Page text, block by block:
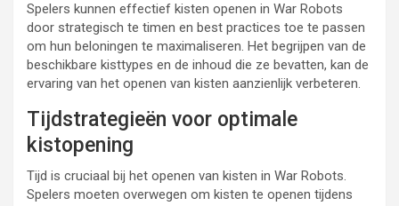
Spelers kunnen effectief kisten openen in War Robots
door strategisch te timen en best practices toe te passen
om hun beloningen te maximaliseren. Het begrijpen van de
beschikbare kisttypes en de inhoud die ze bevatten, kan de
ervaring van het openen van kisten aanzienlijk verbeteren.
Tijdstrategieën voor optimale
kistopening
Tijd is cruciaal bij het openen van kisten in War Robots.
Spelers moeten overwegen om kisten te openen tijdens